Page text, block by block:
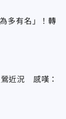
多有名」！轉
近況 感嘆：